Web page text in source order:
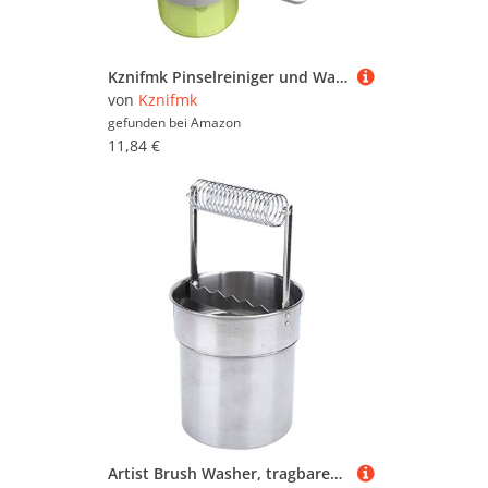
Malerwerkzeuge (409.557)
Pinselreiniger (339)
Raufasertapeten (742)
Scheren, Schaber & Messer
Schleifpapier & Schleifklötze
Schutzkleidung (3)
Silikon & Acryl (526)
Spachtel, Spachtelmasse &
Füllstoffe (5.486)
Tapeten in Steinoptik (3.120)
Tapetenablöser (272)
Fensterdichtungen (1.404)
Verlängerungsstangen (1.507)
Kznifmk Pinselreiniger und Waschmaschine, Presse und Entleerung, automatische Wasserbefüllung, Pinselreiniger wie angegeben
von Kznifmk
gefunden bei Amazon
11,84 €
Artist Brush Washer, tragbarer Pinselreiniger Art Paint Brush Washer mit Waschtank